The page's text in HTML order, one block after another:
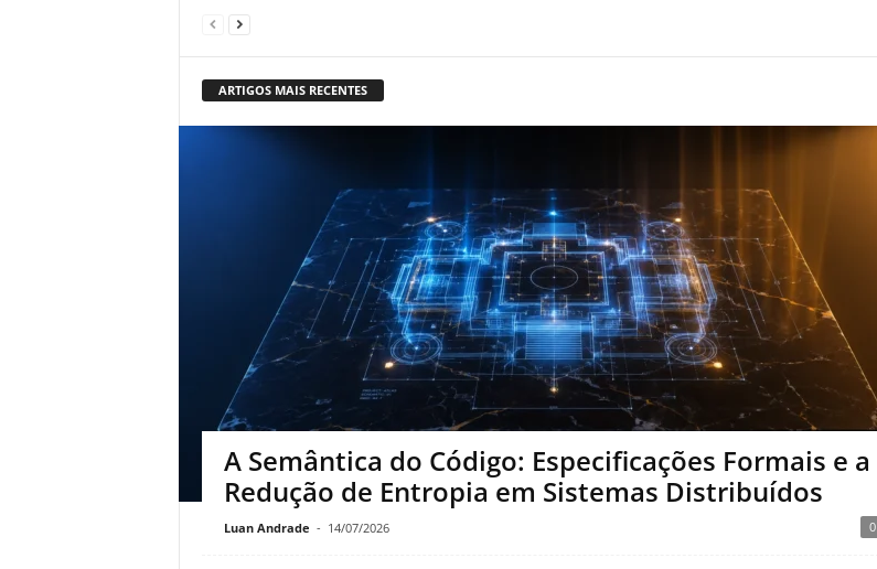
ARTIGOS MAIS RECENTES
A Semântica do Código: Especificações Formais e a
Redução de Entropia em Sistemas Distribuídos
Luan Andrade - 14/07/2026 0